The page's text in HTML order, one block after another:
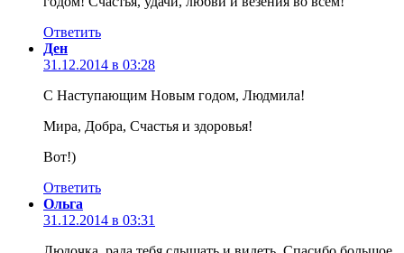
Ответить
Ден
31.12.2014 в 03:28
С Наступающим Новым годом, Людмила!
Мира, Добра, Счастья и здоровья!
Вот!)
Ответить
Ольга
31.12.2014 в 03:31